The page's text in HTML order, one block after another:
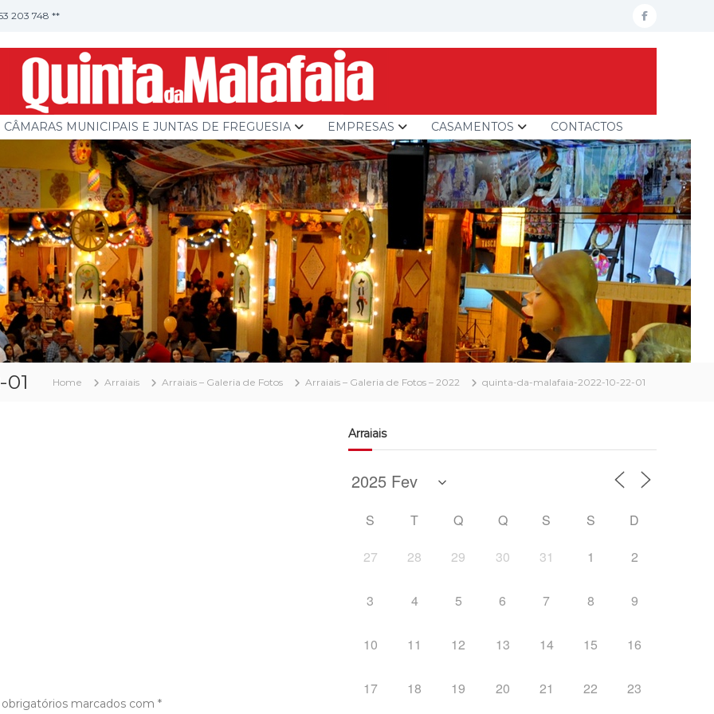
203 748 ** facebook
CÂMARAS MUNICIPAIS E JUNTAS DE FREGUESIA EMPRESAS CASAMENTOS CONTACTOS
Home Arraiais Arraiais – Galeria de Fotos Arraiais – Galeria de Fotos – 2022 quinta-da-malafaia-2022-10-22-01
marcados com *
Arraiais
S T Q Q S S
D
27
28 29 30 31 1 2
3 4 5 6 7 8 9
10 11 12 13 14 15 16
17 18 19 20 21 22 23